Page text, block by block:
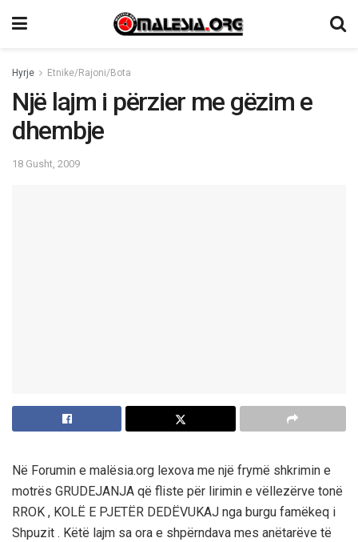
Hyrje Etnike/Rajoni/Bota
Një lajm i përzier me gëzim e
dhembje
18 Gusht, 2009
Në Forumin e malësia.org lexova me një frymë shkrimin e
motrës GRUDEJANJA që fliste për lirimin e vëllezërve tonë
RROK , KOLË E PJETËR DEDËVUKAJ nga burgu famëkeq i
Shpuzit . Këtë lajm sa ora e shpërndava mes anëtarëve të